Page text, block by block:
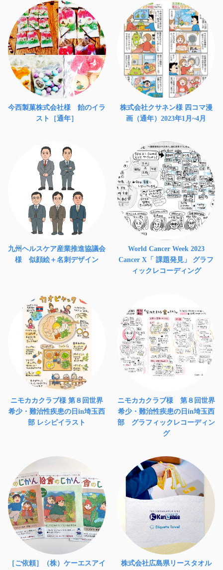
今西製菓株式会社様 飴のイラ
スト［通年］
株式会社クサネン様 四コマ漫
画（通年）2023年1月~4月
九州ヘルスケア産業推進協議会
様 似顔絵＋名刺デザイン
World Cancer Week 2023
Cancer X「 課題発見」 グラフ
ィックレコーディング
ニモカカクラブ様 第８回世界
希少・難治性疾患の日in埼玉西
部 レシピイラスト
ニモカカクラブ様 第８回世界
希少・難治性疾患の日in埼玉西
部 グラフィックレコーディン
グ
［ご依頼］（株）ケーエスアイ
株式会社広島県リースタオル